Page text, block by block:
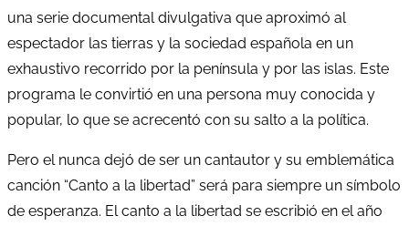
una serie documental divulgativa que aproximó al
espectador las tierras y la sociedad española en un
exhaustivo recorrido por la península y por las islas. Este
programa le convirtió en una persona muy conocida y
popular, lo que se acrecentó con su salto a la política.
Pero el nunca dejó de ser un cantautor y su emblemática
canción “Canto a la libertad” será para siempre un símbolo
de esperanza. El canto a la libertad se escribió en el año